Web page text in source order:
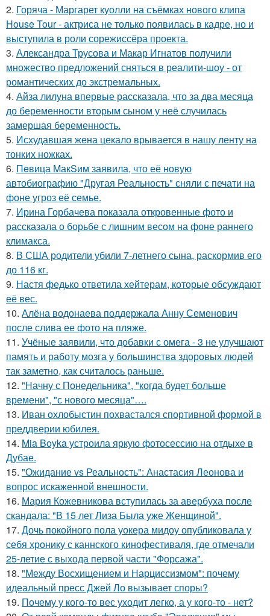
2. Горяча - Маргарет куолли на съёмках нового клипа
House Tour - актриса не только появилась в кадре, но и
выступила в роли сорежиссёра проекта.
3. Александра Трусова и Макар Игнатов получили
множество предложений сняться в реалити-шоу - от
романтических до экстремальных.
4. Айза лилуна впервые рассказала, что за два месяца
до беременности вторым сыном у неё случилась
замершая беременность.
5. Исхудавшая жена цекало врывается в нашу ленту на
тонких ножках.
6. Пeвица MакSим заявила, что её новую
автобиографию "Другая Реальность" сняли с печати на
фоне угроз её семье.
7. Ирина Горбачева показала откровенные фото и
рассказала о борьбе с лишним весом на фоне раннего
климакса.
8. В США родители убили 7-летнего сына, раскормив его
до 116 кг.
9. Настя федько ответила хейтерам, которые обсуждают
её вес.
10. Алёна водонаева поддержала Анну Семенович
после слива ее фото на пляже.
11. Учёные заявили, что добавки с омега - 3 не улучшают
память и работу мозга у большинства здоровых людей
так заметно, как считалось раньше.
12. "Начну с Понедельника", "когда будет больше
времени", "с нового месяца"….
13. Иван охлобыстин похвастался спортивной формой в
преддверии юбилея.
14. Mia Boyka устроила яркую фотосессию на отдыхе в
Дубае.
15. "Ожидание vs Реальность": Анастасия Леонова и
вопрос искаженной внешности.
16. Мария Кожевникова вступилась за авербуха после
скандала: "В 15 лет Лиза Была уже Женщиной".
17. Дочь покойного пола уокера мидоу опубликовала у
себя хронику с каннского кинофестиваля, где отмечали
25-летие с выхода первой части "Форсажа".
18. "Между Восхищением и Нарциссизмом": почему
идеальный пресс Джей Ло вызывает споры?
19. Почему у кого-то вес уходит легко, а у кого-то - нет?